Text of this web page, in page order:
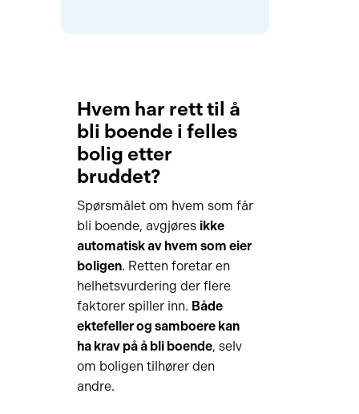
Hvem har rett til å
bli boende i felles
bolig etter
bruddet?
Spørsmålet om hvem som får
bli boende, avgjøres ikke
automatisk av hvem som eier
boligen. Retten foretar en
helhetsvurdering der flere
faktorer spiller inn. Både
ektefeller og samboere kan
ha krav på å bli boende, selv
om boligen tilhører den
andre.